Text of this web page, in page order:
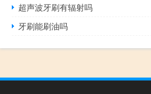
超声波牙刷有辐射吗
牙刷能刷油吗